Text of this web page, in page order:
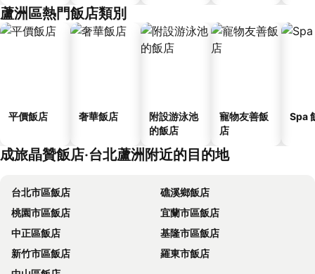
蘆洲區熱門飯店類別
平價飯店 奢華飯店
附設游泳池
的飯店
寵物友善飯
店
Spa
成旅晶贊飯店‧台北蘆洲附近的目的地
台北市區飯店
礁溪鄉飯店
桃園市區飯店
宜蘭市區飯店
中正區飯店
基隆市區飯店
新竹市區飯店
羅東市飯店